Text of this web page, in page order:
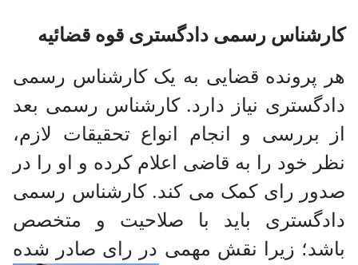
کارشناس رسمی دادگستری قوه قضائیه
هر پرونده قضایی به یک کارشناس رسمی
دادگستری نیاز دارد. کارشناس رسمی بعد
از بررسی و انجام انواع تحقیقات لازم،
نظر خود را به قاضی اعلام کرده و او را در
صدور رای کمک می کند. کارشناس رسمی
دادگستری باید با صلاحیت و متخصص
باشد؛ زیرا نقش مهمی در رای صادر شده